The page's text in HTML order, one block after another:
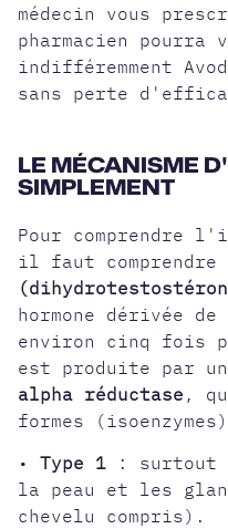
médecin vous
pharmacien pourra
indifféremment
sans perte
LE MÉCANISME
SIMPLEMENT
Pour comprendre
il faut
hormone dérivée
environ cinq fois
est produite par
alpha réductase ,
formes
•Type 1 : surtout
la peau et les
chevelu compris).